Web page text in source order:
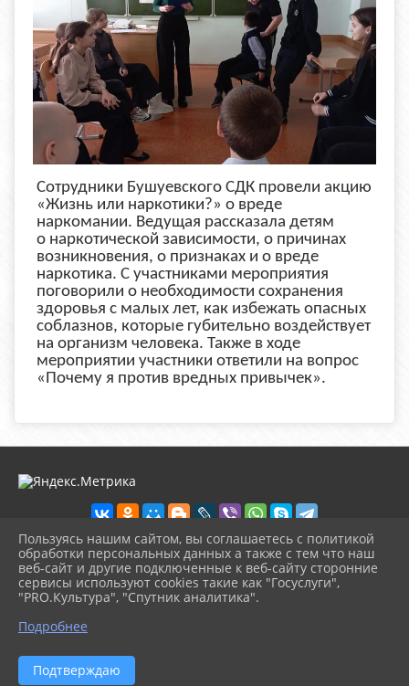
Сотрудники Бушуевского СДК провели акцию
«Жизнь или наркотики?» о вреде
наркомании. Ведущая рассказала детям
о наркотической зависимости, о причинах
возникновения, о признаках и о вреде
наркотика. С участниками мероприятия
поговорили о необходимости сохранения
здоровья с малых лет, как избежать опасных
соблазнов, которые губительно воздействует
на организм человека. Также в ходе
мероприятии участники ответили на вопрос
«Почему я против вредных привычек».
2026 г. ckd-urg.ru
Вход
Карта сайта
Политика обработки персональных данных
Сделано на KubCMS
Разработка и поддержка
Пользуясь нашим сайтом, вы соглашаетесь с политикой
обработки персональных данных а также с тем что наш
веб-сайт и другие подключенные к веб-сайту сторонние
сервисы используют cookies такие как "Госуслуги",
"PRO.Культура", "Спутник аналитика".
Подробнее
Подтверждаю